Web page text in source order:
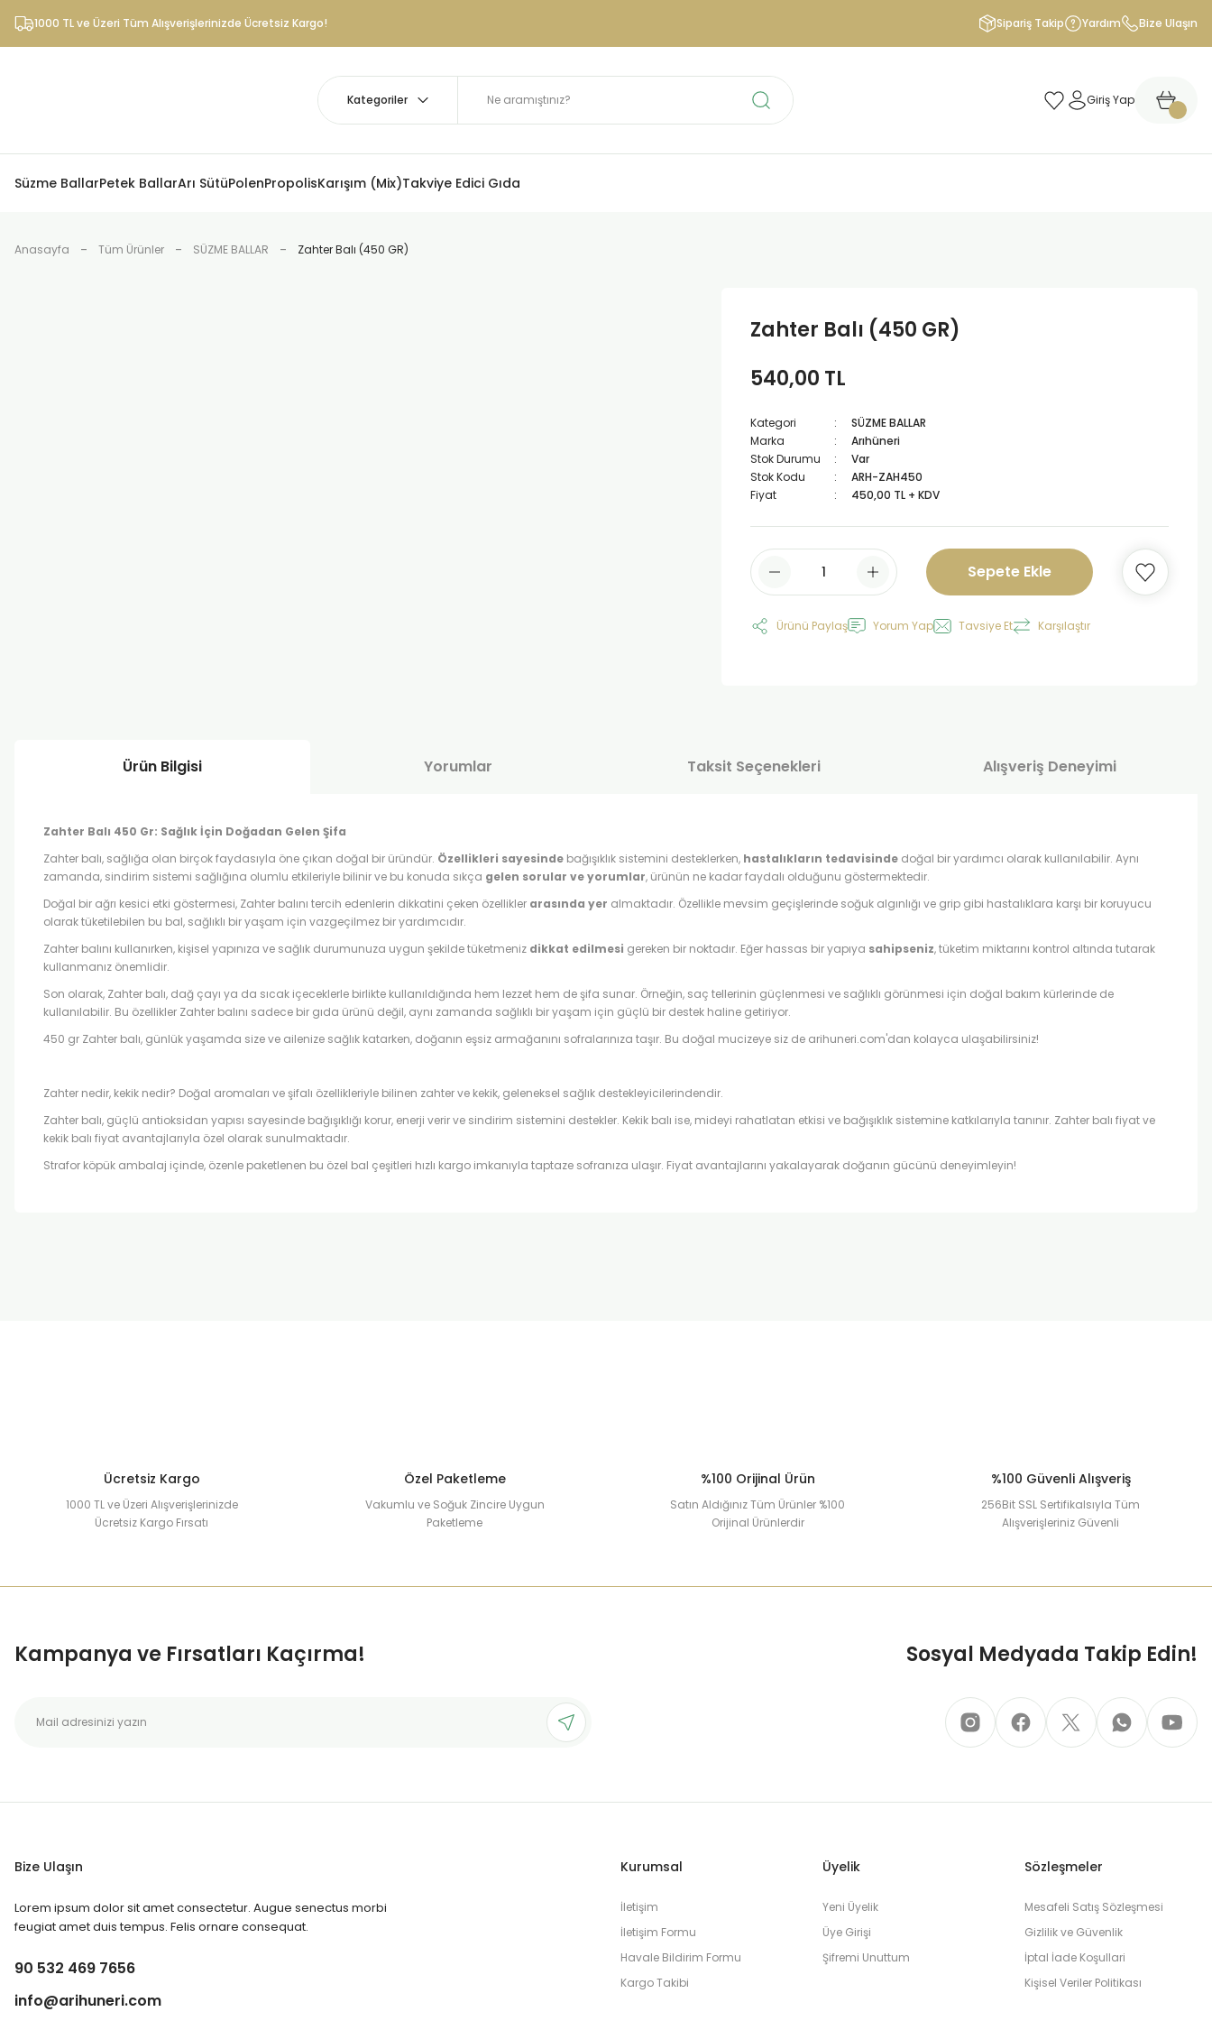
1000 TL ve Üzeri Tüm Alışverişlerinizde Ücretsiz Kargo! Sipariş Takip Yardım Bize Ulaşın
Giriş Yap
Süzme BallarPetek BallarArı SütüPolenPropolisKarışım (Mix)Takviye Edici Gıda
Anasayfa Tüm Ürünler SÜZME BALLAR Zahter Balı (450 GR)
Zahter Balı (450 GR)
540,00 TL
Kategori
SÜZME BALLAR
Marka
Arıhüneri
Stok Durumu
Var
Stok Kodu
ARH-ZAH450
Fiyat
450,00 TL + KDV
Sepete Ekle
Ürünü Paylaş Yorum Yap Tavsiye Et Karşılaştır
Ürün Bilgisi Yorumlar Taksit Seçenekleri Alışveriş Deneyimi
Zahter Balı 450 Gr: Sağlık İçin Doğadan Gelen Şifa
Zahter balı, sağlığa olan birçok faydasıyla öne çıkan doğal bir üründür. Özellikleri sayesinde bağışıklık sistemini desteklerken, hastalıkların tedavisinde doğal bir yardımcı olarak kullanılabilir. Aynı
zamanda, sindirim sistemi sağlığına olumlu etkileriyle bilinir ve bu konuda sıkça gelen sorular ve yorumlar, ürünün ne kadar faydalı olduğunu göstermektedir.
Doğal bir ağrı kesici etki göstermesi, Zahter balını tercih edenlerin dikkatini çeken özellikler arasında yer almaktadır. Özellikle mevsim geçişlerinde soğuk algınlığı ve grip gibi hastalıklara karşı bir koruyucu
olarak tüketilebilen bu bal, sağlıklı bir yaşam için vazgeçilmez bir yardımcıdır.
Zahter balını kullanırken, kişisel yapınıza ve sağlık durumunuza uygun şekilde tüketmeniz dikkat edilmesi gereken bir noktadır. Eğer hassas bir yapıya sahipseniz, tüketim miktarını kontrol altında tutarak
kullanmanız önemlidir.
Son olarak, Zahter balı, dağ çayı ya da sıcak içeceklerle birlikte kullanıldığında hem lezzet hem de şifa sunar. Örneğin, saç tellerinin güçlenmesi ve sağlıklı görünmesi için doğal bakım kürlerinde de
kullanılabilir. Bu özellikler Zahter balını sadece bir gıda ürünü değil, aynı zamanda sağlıklı bir yaşam için güçlü bir destek haline getiriyor.
450 gr Zahter balı, günlük yaşamda size ve ailenize sağlık katarken, doğanın eşsiz armağanını sofralarınıza taşır. Bu doğal mucizeye siz de arihuneri.com'dan kolayca ulaşabilirsiniz!
Zahter nedir, kekik nedir? Doğal aromaları ve şifalı özellikleriyle bilinen zahter ve kekik, geleneksel sağlık destekleyicilerindendir.
Zahter balı, güçlü antioksidan yapısı sayesinde bağışıklığı korur, enerji verir ve sindirim sistemini destekler. Kekik balı ise, mideyi rahatlatan etkisi ve bağışıklık sistemine katkılarıyla tanınır. Zahter balı fiyat ve
kekik balı fiyat avantajlarıyla özel olarak sunulmaktadır.
Strafor köpük ambalaj içinde, özenle paketlenen bu özel bal çeşitleri hızlı kargo imkanıyla taptaze sofranıza ulaşır. Fiyat avantajlarını yakalayarak doğanın gücünü deneyimleyin!
Ücretsiz Kargo
1000 TL ve Üzeri Alışverişlerinizde
Ücretsiz Kargo Fırsatı
Özel Paketleme
Vakumlu ve Soğuk Zincire Uygun
Paketleme
%100 Orijinal Ürün
Satın Aldığınız Tüm Ürünler %100
Orijinal Ürünlerdir
%100 Güvenli Alışveriş
256Bit SSL Sertifikalsıyla Tüm
Alışverişleriniz Güvenli
Kampanya ve Fırsatları Kaçırma! Sosyal Medyada Takip Edin!
Bize Ulaşın
Lorem ipsum dolor sit amet consectetur. Augue senectus morbi
feugiat amet duis tempus. Felis ornare consequat.
90 532 469 7656
info@arihuneri.com
Kurumsal
İletişim
İletişim Formu
Havale Bildirim Formu
Kargo Takibi
Üyelik
Yeni Üyelik
Üye Girişi
Şifremi Unuttum
Sözleşmeler
Mesafeli Satış Sözleşmesi
Gizlilik ve Güvenlik
İptal İade Koşullari
Kişisel Veriler Politikası